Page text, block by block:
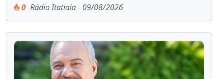
0 Rádio Itatiaia- 09/08/2026